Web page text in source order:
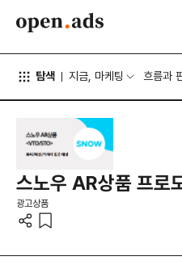
탐색 지금, 마케팅 흐름과
스노우 AR상품 프로
광고상품